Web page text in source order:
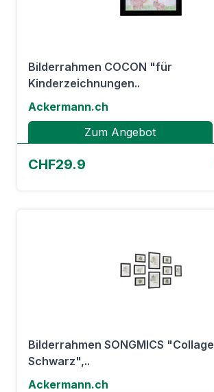
Bilderrahmen COCON "für
Kinderzeichnungen..
Ackermann.ch
Zum Angebot
CHF29.9
Bilderrahmen SONGMICS "Collage
Schwarz",..
Ackermann.ch